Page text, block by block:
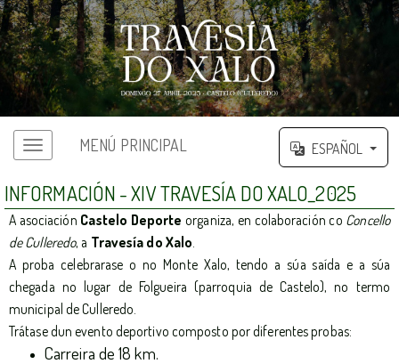
Menú principalMENÚ PRINCIPAL ESPAÑOL
INFORMACIÓN - XIV TRAVESÍA DO XALO_2025
A asociación Castelo Deporte organiza, en colaboración co Concello
de Culleredo, a Travesía do Xalo
A proba celebrarase o no Monte Xalo, tendo a súa saída e a súa
chegada no lugar de Folgueira (parroquia de Castelo), no termo
municipal de Culleredo.
Trátase dun evento deportivo composto por diferentes probas:
Carreira de 18 km.